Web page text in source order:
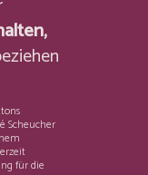
Scheucher
für die